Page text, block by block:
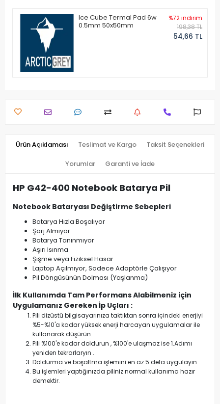
Ice Cube Termal Pad 6w
0.5mm 50x50mm
%72 indirim
198,38 TL
54,66 TL
Ürün Açıklaması Teslimat ve Kargo Taksit Seçenekleri
Yorumlar Garanti ve İade
HP G42-400 Notebook Batarya Pil
Notebook Bataryası Değiştirme Sebepleri
Batarya Hızla Boşalıyor
Şarj Almıyor
Batarya Tanınmıyor
Aşırı Isınma
Şişme veya Fiziksel Hasar
Laptop Açılmıyor, Sadece Adaptörle Çalışıyor
Pil Döngüsünün Dolması (Yaşlanma)
İlk Kullanımda Tam Performans Alabilmeniz için
Uygulamanız Gereken İp Uçları :
Pili dizüstü bilgisayarınıza taktıktan sonra içindeki enerjiyi
%5-%10'a kadar yüksek enerji harcayan uygulamalar ile
kullanarak düşürün.
Pili %100'e kadar doldurun , %100'e ulaşmaz ise 1.Adımı
yeniden tekrarlaryın .
Doldurma ve boşaltma işlemini en az 5 defa uygulayın.
Bu işlemleri yaptığınızda piliniz normal kullanıma hazır
demektir.